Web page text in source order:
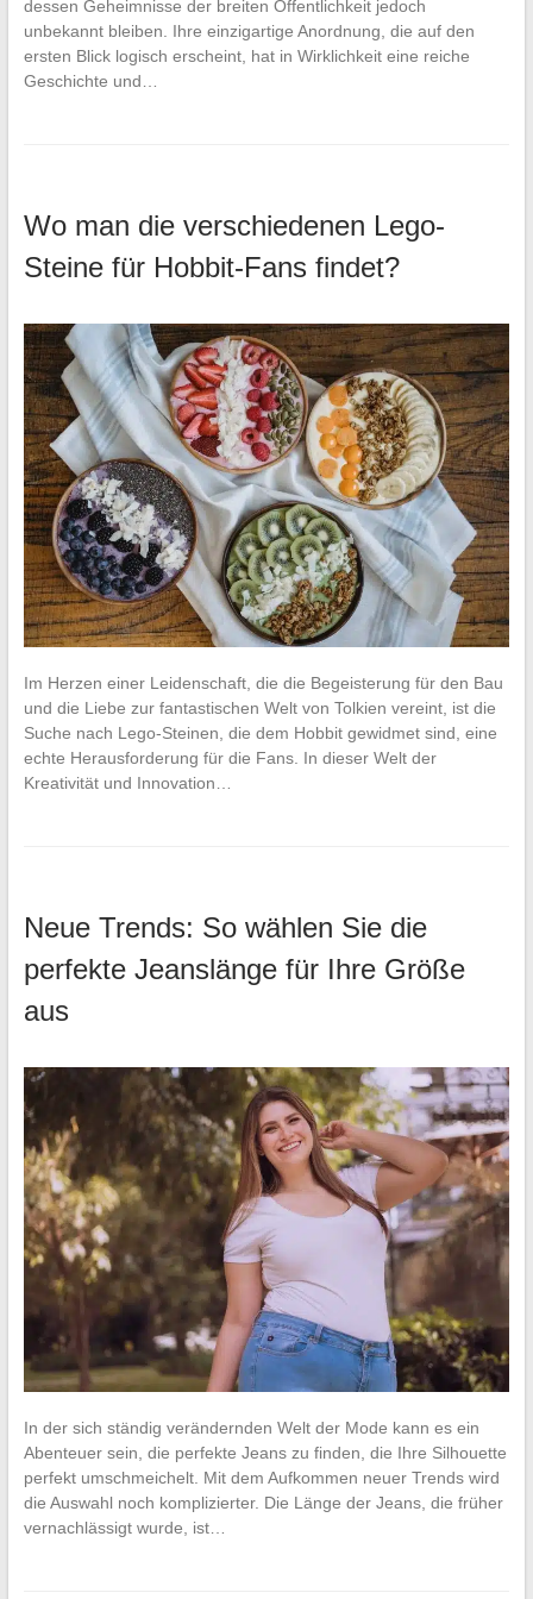
dessen Geheimnisse der breiten Öffentlichkeit jedoch
unbekannt bleiben. Ihre einzigartige Anordnung, die auf den
ersten Blick logisch erscheint, hat in Wirklichkeit eine reiche
Geschichte und…
Wo man die verschiedenen Lego-
Steine für Hobbit-Fans findet?
Im Herzen einer Leidenschaft, die die Begeisterung für den Bau
und die Liebe zur fantastischen Welt von Tolkien vereint, ist die
Suche nach Lego-Steinen, die dem Hobbit gewidmet sind, eine
echte Herausforderung für die Fans. In dieser Welt der
Kreativität und Innovation…
Neue Trends: So wählen Sie die
perfekte Jeanslänge für Ihre Größe
aus
In der sich ständig verändernden Welt der Mode kann es ein
Abenteuer sein, die perfekte Jeans zu finden, die Ihre Silhouette
perfekt umschmeichelt. Mit dem Aufkommen neuer Trends wird
die Auswahl noch komplizierter. Die Länge der Jeans, die früher
vernachlässigt wurde, ist…